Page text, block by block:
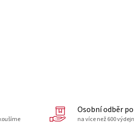
Osobní odběr po
na více než 600